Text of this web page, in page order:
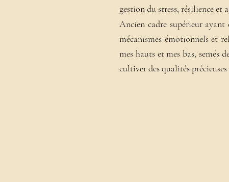
gestion du stress, résilience
Ancien cadre supérieur ayant
mécanismes émotionnels et
mes hauts et mes bas, semés
cultiver des qualités